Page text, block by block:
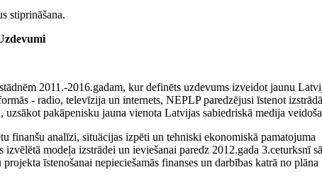
stiprināšana.
2011.-2016.gadam, kur definēts uzdevums izveidot jaunu
- radio, televīzija un internets, NEPLP paredzējusi īstenot
pakāpenisku jauna vienota Latvijas sabiedriskā medija
finanšu analīzi, situācijas izpēti un tehniski ekonomiskā pamatojuma
modeļa izstrādei un ieviešanai paredz 2012.gada 3.ceturksnī
īstenošanai nepieciešamās finanses un darbības katrā no plāna